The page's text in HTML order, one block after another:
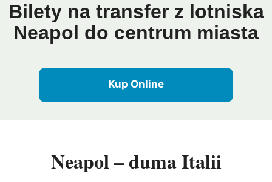
Bilety na transfer z lotniska
Neapol do centrum miasta
Kup Online
Neapol – duma Italii